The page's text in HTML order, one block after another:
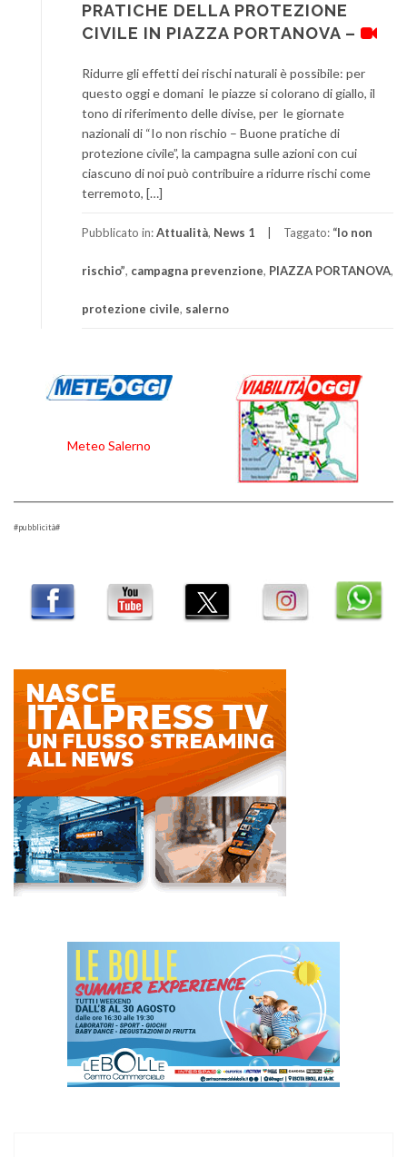
PRATICHE DELLA PROTEZIONE
CIVILE IN PIAZZA PORTANOVA –
Ridurre gli effetti dei rischi naturali è possibile: per
questo oggi e domani le piazze si colorano di giallo, il
tono di riferimento delle divise, per le giornate
nazionali di “Io non rischio – Buone pratiche di
protezione civile”, la campagna sulle azioni con cui
ciascuno di noi può contribuire a ridurre rischi come
terremoto, […]
Pubblicato in:Attualità, News 1 Taggato: “Io non
rischio”, campagna prevenzione, PIAZZA PORTANOVA,
protezione civile, salerno
Meteo Salerno
#pubblicità#